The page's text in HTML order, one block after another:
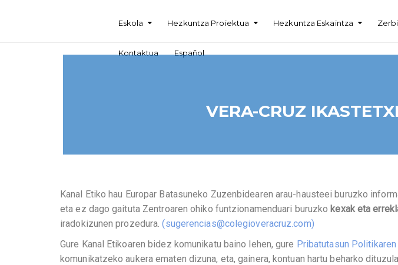
Eskola Hezkuntza Proiektua Hezkuntza Eskaintza
Kontaktua Español
VERA-CRUZ
Kanal Etiko hau Europar Batasuneko Zuzenbidearen arau-hausteei buruzko
eta ez dago gaituta Zentroaren ohiko funtzionamenduari buruzko kexak eta
iradokizunen prozedura.(sugerencias@colegioveracruz.com)
Gure Kanal Etikoaren bidez komunikatu baino lehen, gure Pribatutasun Politikaren
komunikatzeko aukera ematen dizuna, eta, gainera, kontuan hartu beharko